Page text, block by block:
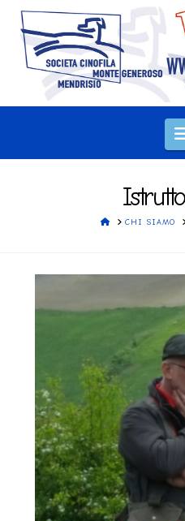
HOMECHI SIAMO